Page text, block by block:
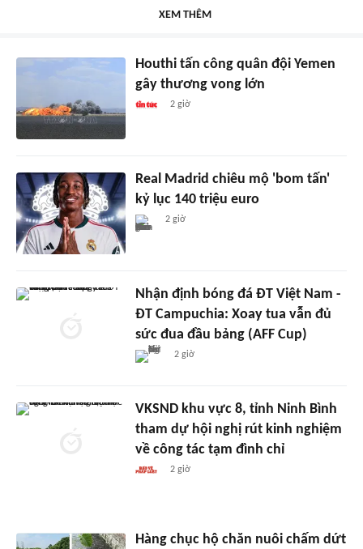
XEM THÊM
Houthi tấn công quân đội Yemen
gây thương vong lớn
2 giờ
Real Madrid chiêu mộ 'bom tấn'
kỷ lục 140 triệu euro
2 giờ
Nhận định bóng đá ĐT Việt Nam -
ĐT Campuchia: Xoay tua vẫn đủ
sức đua đầu bảng (AFF Cup)
2 giờ
VKSND khu vực 8, tỉnh Ninh Bình
tham dự hội nghị rút kinh nghiệm
về công tác tạm đình chỉ
2 giờ
Hàng chục hộ chăn nuôi chấm dứt